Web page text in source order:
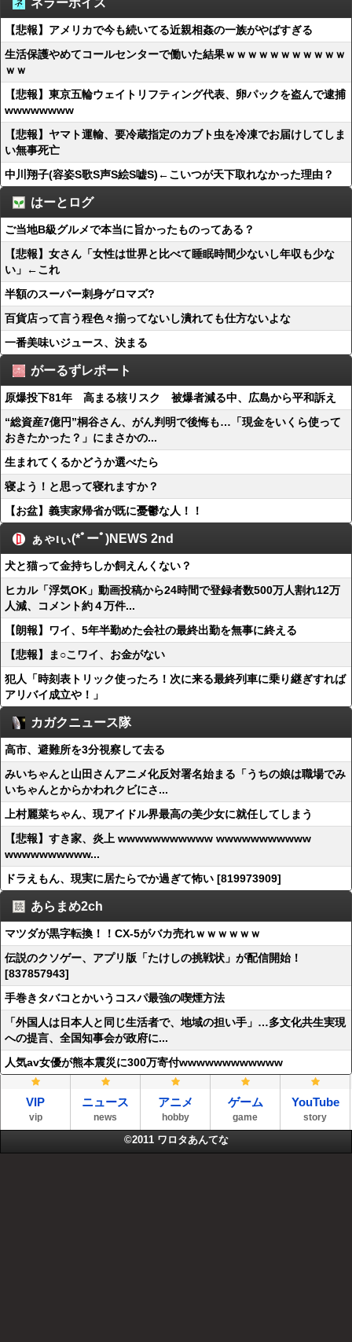
ネラーボイス
【悲報】アメリカで今も続いてる近親相姦の一族がやばすぎる
生活保護やめてコールセンターで働いた結果ｗｗｗｗｗｗｗｗｗｗｗ
ｗｗ
【悲報】東京五輪ウェイトリフティング代表、卵パックを盗んで逮捕
wwwwwwww
【悲報】ヤマト運輸、要冷蔵指定のカブト虫を冷凍でお届けしてしま
い無事死亡
中川翔子(容姿S歌S声S絵S嘘S)←こいつが天下取れなかった理由？
はーとログ
ご当地B級グルメで本当に旨かったものってある？
【悲報】女さん「女性は世界と比べて睡眠時間少ないし年収も少な
い」←これ
半額のスーパー刺身ゲロマズ?
百貨店って言う程色々揃ってないし潰れても仕方ないよな
一番美味いジュース、決まる
がーるずレポート
原爆投下81年 高まる核リスク 被爆者減る中、広島から平和訴え
“総資産7億円”桐谷さん、がん判明で後悔も…「現金をいくら使って
おきたかった？」にまさかの...
生まれてくるかどうか選べたら
寝よう！と思って寝れますか？
【お盆】義実家帰省が既に憂鬱な人！！
ぁゃιぃ(*ﾟーﾟ)NEWS 2nd
犬と猫って金持ちしか飼えんくない？
ヒカル「浮気OK」動画投稿から24時間で登録者数500万人割れ12万
人減、コメント約４万件...
【朗報】ワイ、5年半勤めた会社の最終出勤を無事に終える
【悲報】ま○こワイ、お金がない
犯人「時刻表トリック使ったろ！次に来る最終列車に乗り継ぎすれば
アリバイ成立や！」
カガクニュース隊
高市、避難所を3分視察して去る
みいちゃんと山田さんアニメ化反対署名始まる「うちの娘は職場でみ
いちゃんとからかわれクビにさ...
上村麗菜ちゃん、現アイドル界最高の美少女に就任してしまう
【悲報】すき家、炎上 wwwwwwwwwww wwwwwwwwwww
wwwwwwwwww...
ドラえもん、現実に居たらでか過ぎて怖い [819973909]
あらまめ2ch
マツダが黒字転換！！CX-5がバカ売れｗｗｗｗｗｗ
伝説のクソゲー、アプリ版「たけしの挑戦状」が配信開始！
[837857943]
手巻きタバコとかいうコスパ最強の喫煙方法
「外国人は日本人と同じ生活者で、地域の担い手」…多文化共生実現
への提言、全国知事会が政府に...
人気av女優が熊本震災に300万寄付wwwwwwwwwwww
VIP
vip
ニュース
news
アニメ
hobby
ゲーム
game
YouTube
story
©2011 ワロタあんてな